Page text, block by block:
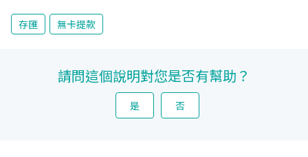
存匯 無卡提款
請問這個說明對您是否有幫助？
是 否